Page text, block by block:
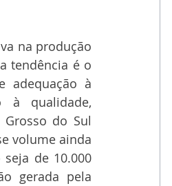
na produção
tendência é o
adequação à
à qualidade,
do Sul
volume ainda
de 10.000
gerada pela